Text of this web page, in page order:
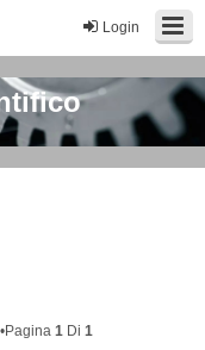
Login
1 Di 1